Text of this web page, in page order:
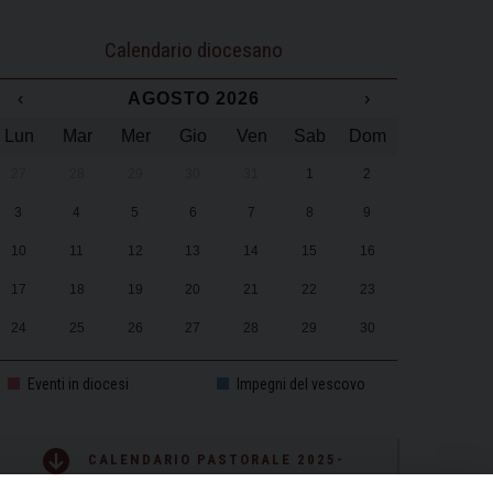
Calendario diocesano
‹ AGOSTO 2026
›
Lun
Mar Mer Gio Ven Sab Dom
1 2
3 4 5 6 7 8 9
10 11 12 13 14 15 16
17 18 19 20 21 22 23
24 25 26 27 28 29 30
31 1 2 3 4 5 6
Eventi in diocesi Impegni del vescovo
CALENDARIO PASTORALE 2025-